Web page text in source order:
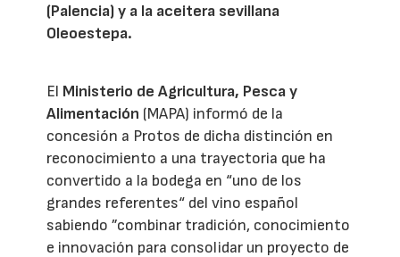
(Palencia) y a la aceitera sevillana
Oleoestepa.
El Ministerio de Agricultura, Pesca y
Alimentación (MAPA) informó de la
concesión a Protos de dicha distinción en
reconocimiento a una trayectoria que ha
convertido a la bodega en “uno de los
grandes referentes“ del vino español
sabiendo ”combinar tradición, conocimiento
e innovación para consolidar un proyecto de